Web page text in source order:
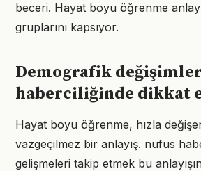
beceri. Hayat boyu öğrenme
gruplarını kapsıyor.
Demografik değişimler
haberciliğinde dikkat
Hayat boyu öğrenme, hızla
vazgeçilmez bir anlayış. nüfus
gelişmeleri takip etmek bu